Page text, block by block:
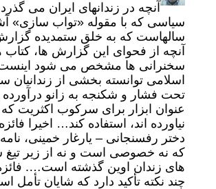
آنچه در زندانهای ایران می گذرد
سیاسی که با مقوله «تواب سازی»
سالهاست که به خلق ستمدیده گزارش
آنچه از فحوای این گزارش ها، کتاب
سخنرانی ها مشخص می شود اینست
اسلامی توانسته بخشی از زندانیان
تحت فشار و شکنجه به زانو درآورده و
عنوان ابزار برای سرکوب اکثریت که
نیاورده اند، استفاده کند… اخیرا
دختر رفسنجانی – یارغار خمینی،
که نه خصوصی است و نه از زیر
های زندان اوین گذشته است….
چند نکته تأکید دارد که شایان